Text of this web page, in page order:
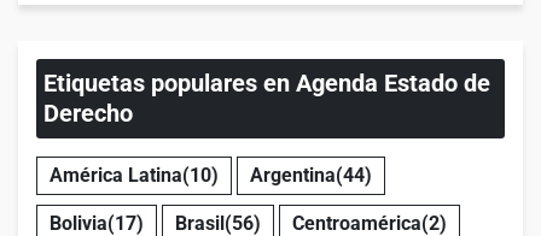
Etiquetas populares en Agenda Estado de
Derecho
América Latina(10) Argentina(44)
Bolivia(17) Brasil(56) Centroamérica(2)